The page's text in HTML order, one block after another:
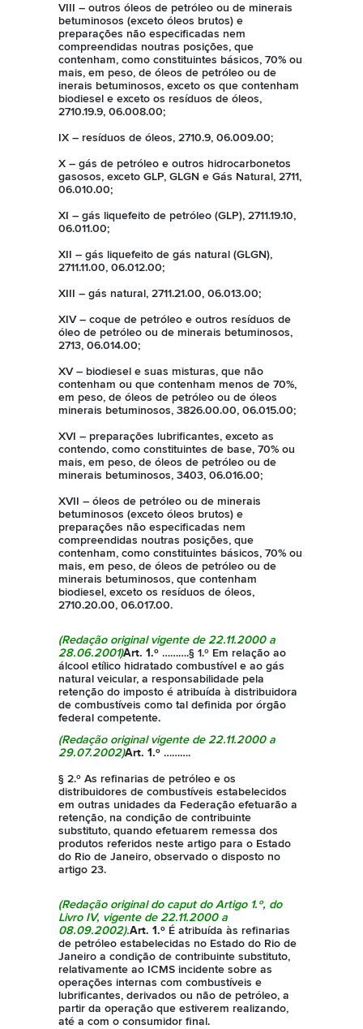
VIII – outros óleos de petróleo ou de minerais
betuminosos (exceto óleos brutos) e
preparações não especificadas nem
compreendidas noutras posições, que
contenham, como constituintes básicos, 70% ou
mais, em peso, de óleos de petróleo ou de
inerais betuminosos, exceto os que contenham
biodiesel e exceto os resíduos de óleos,
2710.19.9, 06.008.00;
IX – resíduos de óleos, 2710.9, 06.009.00;
X – gás de petróleo e outros hidrocarbonetos
gasosos, exceto GLP, GLGN e Gás Natural, 2711,
06.010.00;
XI – gás liquefeito de petróleo (GLP), 2711.19.10,
06.011.00;
XII – gás liquefeito de gás natural (GLGN),
2711.11.00, 06.012.00;
XIII – gás natural, 2711.21.00, 06.013.00;
XIV – coque de petróleo e outros resíduos de
óleo de petróleo ou de minerais betuminosos,
2713, 06.014.00;
XV – biodiesel e suas misturas, que não
contenham ou que contenham menos de 70%,
em peso, de óleos de petróleo ou de óleos
minerais betuminosos, 3826.00.00, 06.015.00;
XVI – preparações lubrificantes, exceto as
contendo, como constituintes de base, 70% ou
mais, em peso, de óleos de petróleo ou de
minerais betuminosos, 3403, 06.016.00;
XVII – óleos de petróleo ou de minerais
betuminosos (exceto óleos brutos) e
preparações não especificadas nem
compreendidas noutras posições, que
contenham, como constituintes básicos, 70% ou
mais, em peso, de óleos de petróleo ou de
minerais betuminosos, que contenham
biodiesel, exceto os resíduos de óleos,
2710.20.00, 06.017.00.
(Redação original vigente de 22.11.2000 a
28.06.2001)Art. 1.º ……….§ 1.º Em relação ao
álcool etílico hidratado combustível e ao gás
natural veicular, a responsabilidade pela
retenção do imposto é atribuída à distribuidora
de combustíveis como tal definida por órgão
federal competente.
(Redação original vigente de 22.11.2000 a
29.07.2002)Art. 1.º ……….
§ 2.º As refinarias de petróleo e os
distribuidores de combustíveis estabelecidos
em outras unidades da Federação efetuarão a
retenção, na condição de contribuinte
substituto, quando efetuarem remessa dos
produtos referidos neste artigo para o Estado
do Rio de Janeiro, observado o disposto no
artigo 23.
(Redação original do caput do Artigo 1.º, do
Livro IV, vigente de 22.11.2000 a
08.09.2002).Art. 1.º É atribuída às refinarias
de petróleo estabelecidas no Estado do Rio de
Janeiro a condição de contribuinte substituto,
relativamente ao ICMS incidente sobre as
operações internas com combustíveis e
lubrificantes, derivados ou não de petróleo, a
partir da operação que estiverem realizando,
até a com o consumidor final.